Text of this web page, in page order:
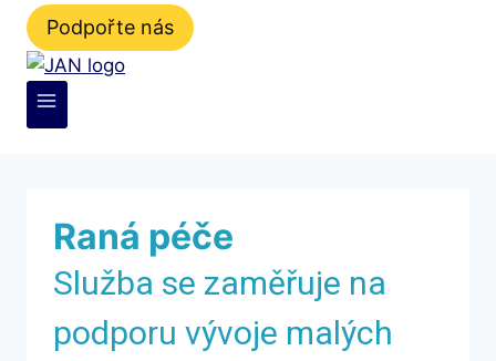
Podpořte nás
Raná péče
Služba se zaměřuje na
podporu vývoje malých